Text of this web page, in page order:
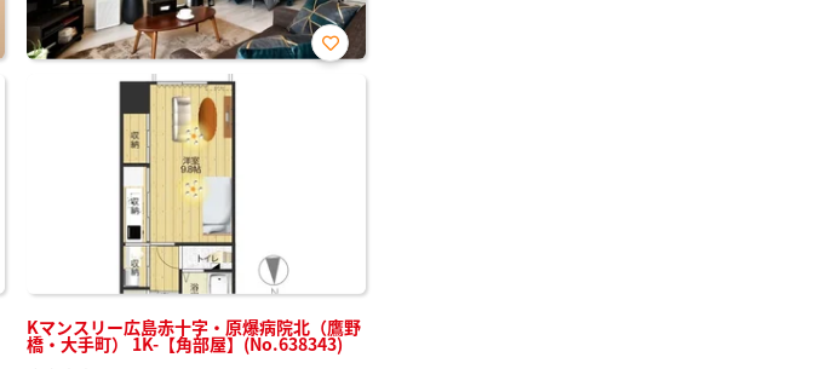
Kマンスリー広島赤十字・原爆病院北（鷹野
橋・大手町） 1K-【角部屋】(No.638343)
お気